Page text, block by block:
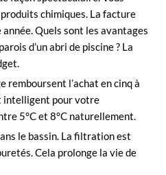
chimiques. La facture
année. Quels sont les avantages
d’un abri de piscine ? La
remboursent l’achat en cinq à
intelligent pour votre
5°C et 8°C naturellement.
le bassin. La filtration est
Cela prolonge la vie de